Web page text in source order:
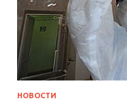
НОВОСТИ